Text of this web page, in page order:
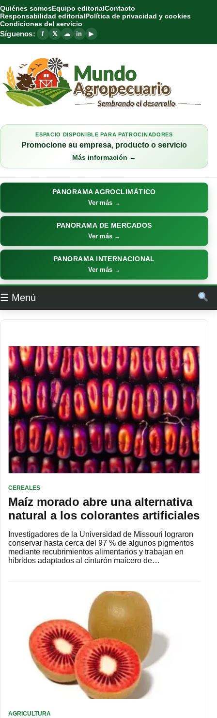
Quiénes somosEquipo editorialContacto
Responsabilidad editorialPolítica de privacidad y cookies
Condiciones del servicio
Síguenos: f 𝕏 ☁ in ▶
ESPACIO DISPONIBLE PARA PATROCINADORES
Promocione su empresa, producto o servicio
Más información →
PANORAMA AGROCLIMÁTICO
Ver más →
PANORAMA DE MERCADOS
Ver más →
PANORAMA INTERNACIONAL
Ver más →
☰ Menú
CEREALES
Maíz morado abre una alternativa
natural a los colorantes artificiales
Investigadores de la Universidad de Missouri lograron
conservar hasta cerca del 97 % de algunos pigmentos
mediante recubrimientos alimentarios y trabajan en
híbridos adaptados al cinturón maicero de…
AGRICULTURA